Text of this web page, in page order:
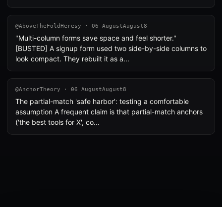
@AboveTheFoldHeresy · 06 AugustAugust8
"Multi-column forms save space and feel shorter."
[BUSTED] A signup form used two side-by-side columns to
look compact. They rebuilt it as a...
@AnchorTheory · 06 AugustAugust8
The partial-match 'safe harbor': testing a comfortable
assumption A frequent claim is that partial-match anchors
('the best tools for X', co...